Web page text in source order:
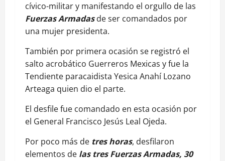
cívico-militar y manifestando el orgullo de las
Fuerzas Armadasde ser comandados por
una mujer presidenta.
También por primera ocasión se registró el
salto acrobático Guerreros Mexicas y fue la
Tendiente paracaidista Yesica Anahí Lozano
Arteaga quien dio el parte.
El desfile fue comandado en esta ocasión por
el General Francisco Jesús Leal Ojeda.
Por poco más de tres horas, desfilaron
elementos de las tres Fuerzas Armadas, 30